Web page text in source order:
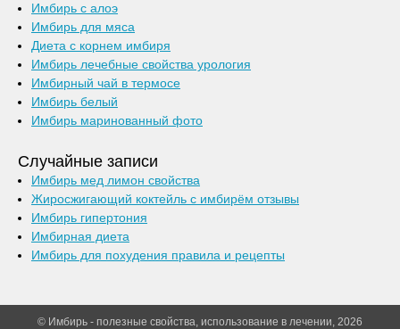
Имбирь с алоэ
Имбирь для мяса
Диета с корнем имбиря
Имбирь лечебные свойства урология
Имбирный чай в термосе
Имбирь белый
Имбирь маринованный фото
Случайные записи
Имбирь мед лимон свойства
Жиросжигающий коктейль с имбирём отзывы
Имбирь гипертония
Имбирная диета
Имбирь для похудения правила и рецепты
© Имбирь - полезные свойства, использование в лечении, 2026